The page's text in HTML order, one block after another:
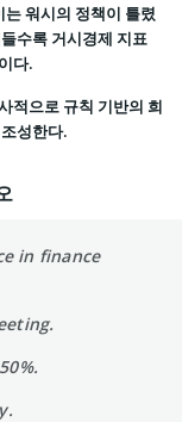
워시의 정책이 틀렸
수록 거시경제 지표
다.
적으로 규칙 기반의 희
성한다.
in finance